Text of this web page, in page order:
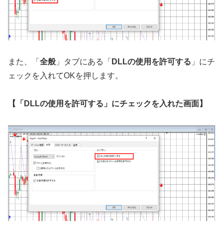
また、「 全般 」タブにある「 DLLの使用を許可する 」にチ
ェックを入れてOKを押します。
【「DLLの使用を許可する」にチェックを入れた画面】